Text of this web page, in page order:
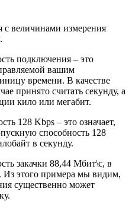
с величинами измерения
подключения – это
вашим
времени. В качестве
принято считать секунду, а
кило или мегабит.
128 Kbps – это означает,
способность 128
в секунду.
закачки 88,44 Мбит\с, в
Из этого примера мы видим,
существенно может